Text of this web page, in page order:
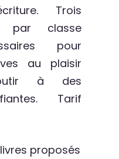
Trois
par classe
pour
au plaisir
à des
Tarif
proposés